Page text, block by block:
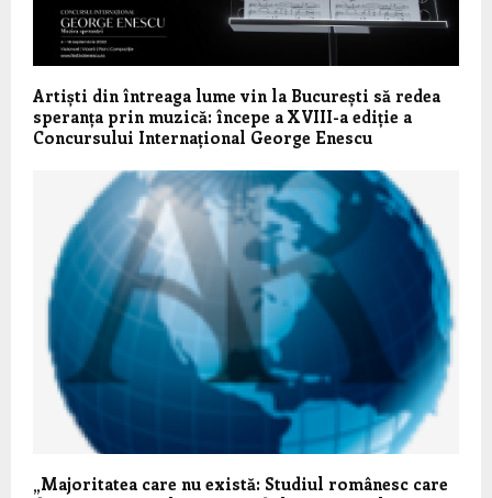
Artiști din întreaga lume vin la București să redea
speranța prin muzică: începe a XVIII-a ediție a
Concursului Internațional George Enescu
„Majoritatea care nu există: Studiul românesc care